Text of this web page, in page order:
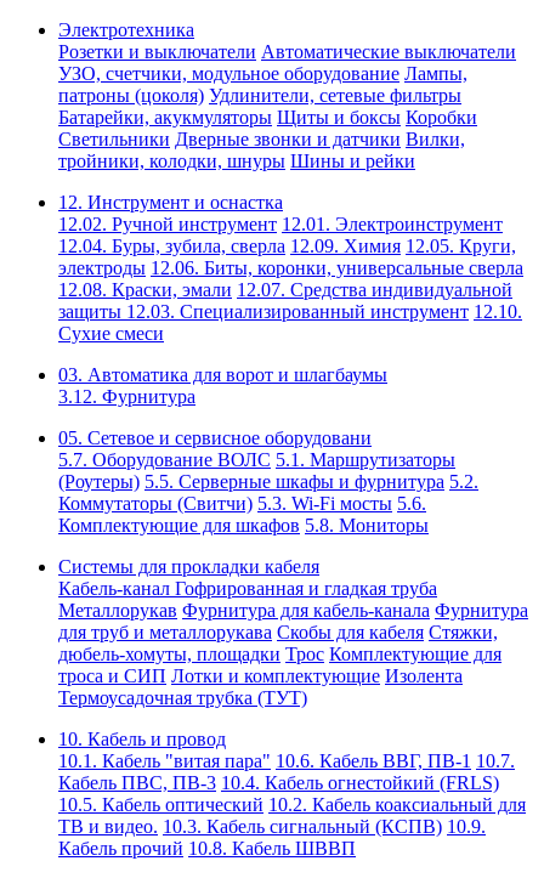
Электротехника
Розетки и выключатели Автоматические выключатели
УЗО, счетчики, модульное оборудование Лампы,
патроны (цоколя) Удлинители, сетевые фильтры
Батарейки, акукмуляторы Щиты и боксы Коробки
Светильники Дверные звонки и датчики Вилки,
тройники, колодки, шнуры Шины и рейки
12. Инструмент и оснастка
12.02. Ручной инструмент 12.01. Электроинструмент
12.04. Буры, зубила, сверла 12.09. Химия 12.05. Круги,
электроды 12.06. Биты, коронки, универсальные сверла
12.08. Краски, эмали 12.07. Средства индивидуальной
защиты 12.03. Специализированный инструмент 12.10.
Сухие смеси
03. Автоматика для ворот и шлагбаумы
3.12. Фурнитура
05. Сетевое и сервисное оборудовани
5.7. Оборудование ВОЛС 5.1. Маршрутизаторы
(Роутеры) 5.5. Серверные шкафы и фурнитура 5.2.
Коммутаторы (Свитчи) 5.3. Wi-Fi мосты 5.6.
Комплектующие для шкафов 5.8. Мониторы
Системы для прокладки кабеля
Кабель-канал Гофрированная и гладкая труба
Металлорукав Фурнитура для кабель-канала Фурнитура
для труб и металлорукава Скобы для кабеля Стяжки,
дюбель-хомуты, площадки Трос Комплектующие для
троса и СИП Лотки и комплектующие Изолента
Термоусадочная трубка (ТУТ)
10. Кабель и провод
10.1. Кабель "витая пара" 10.6. Кабель ВВГ, ПВ-1 10.7.
Кабель ПВС, ПВ-3 10.4. Кабель огнестойкий (FRLS)
10.5. Кабель оптический 10.2. Кабель коаксиальный для
ТВ и видео. 10.3. Кабель сигнальный (КСПВ) 10.9.
Кабель прочий 10.8. Кабель ШВВП